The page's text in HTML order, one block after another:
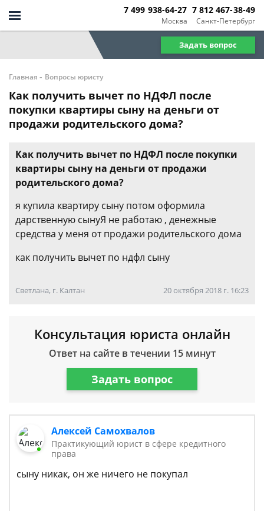
Москва
7 499 938-64-27
Санкт-Петербург
7 812 467-38-49
Задать вопрос
Главная - Вопросы юристу
Как получить вычет по НДФЛ после
покупки квартиры сыну на деньги от
продажи родительского дома?
Как получить вычет по НДФЛ после покупки
квартиры сыну на деньги от продажи
родительского дома?
я купила квартиру сыну потом оформила
дарственную сынуЯ не работаю , денежные
средства у меня от продажи родительского дома
как получить вычет по ндфл сыну
Светлана, г. Калтан 20 октября 2018 г. 16:23
Консультация юриста онлайн
Ответ на сайте в течении 15 минут
Задать вопрос
Алексей Самохвалов
Практикующий юрист в сфере кредитного
права
сыну никак, он же ничего не покупал